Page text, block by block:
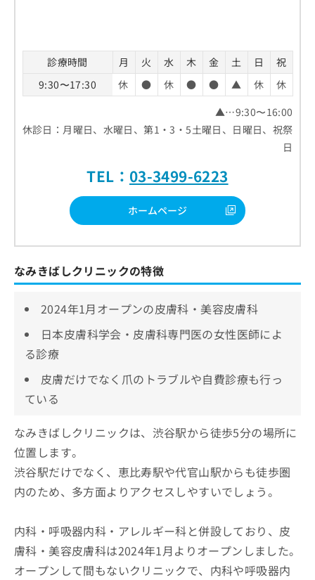
診療時間 月 火 水 木 金 土 日
祝
9:30〜17:30
休 ● 休 ● ● ▲ 休
休
▲…9:30〜16:00
休診日：月曜日、水曜日、第1・3・5土曜日、日曜日、祝祭
日
TEL： 03-3499-6223
ホームページ
なみきばしクリニックの特徴
2024年1月オープンの皮膚科・美容皮膚科
日本皮膚科学会・皮膚科専門医の女性医師によ
る診療
皮膚だけでなく爪のトラブルや自費診療も行っ
ている
なみきばしクリニックは、渋谷駅から徒歩5分の場所に
位置します。
渋谷駅だけでなく、恵比寿駅や代官山駅からも徒歩圏
内のため、多方面よりアクセスしやすいでしょう。
内科・呼吸器内科・アレルギー科と併設しており、皮
膚科・美容皮膚科は2024年1月よりオープンしました。
オープンして間もないクリニックで、内科や呼吸器内